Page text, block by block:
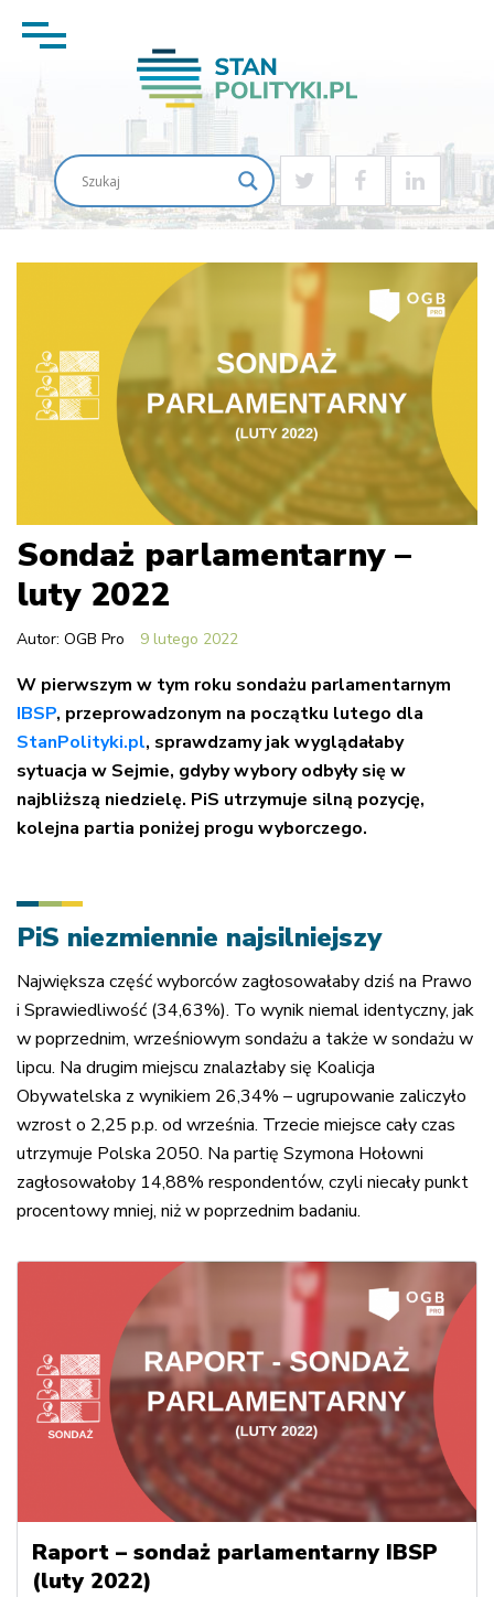
Sondaż parlamentarny –
luty 2022
Autor: OGB Pro 9 lutego 2022
W pierwszym w tym roku sondażu parlamentarnym
IBSP, przeprowadzonym na początku lutego dla
StanPolityki.pl, sprawdzamy jak wyglądałaby
sytuacja w Sejmie, gdyby wybory odbyły się w
najbliższą niedzielę. PiS utrzymuje silną pozycję,
kolejna partia poniżej progu wyborczego.
PiS niezmiennie najsilniejszy
Największa część wyborców zagłosowałaby dziś na Prawo
i Sprawiedliwość (34,63%). To wynik niemal identyczny, jak
w poprzednim, wrześniowym sondażu a także w sondażu w
lipcu. Na drugim miejscu znalazłaby się Koalicja
Obywatelska z wynikiem 26,34% – ugrupowanie zaliczyło
wzrost o 2,25 p.p. od września. Trzecie miejsce cały czas
utrzymuje Polska 2050. Na partię Szymona Hołowni
zagłosowałoby 14,88% respondentów, czyli niecały punkt
procentowy mniej, niż w poprzednim badaniu.
Raport – sondaż parlamentarny IBSP
(luty 2022)